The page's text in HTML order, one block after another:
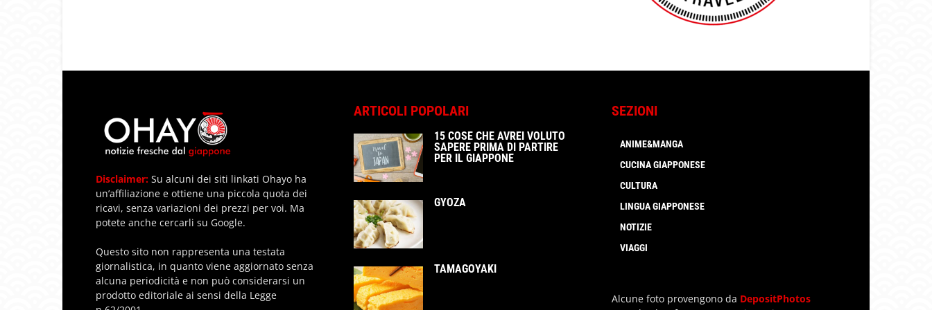
Disclaimer: Su alcuni dei siti linkati Ohayo ha
un’affiliazione e ottiene una piccola quota dei
ricavi, senza variazioni dei prezzi per voi. Ma
potete anche cercarli su Google.
Questo sito non rappresenta una testata
giornalistica, in quanto viene aggiornato senza
alcuna periodicità e non può considerarsi un
prodotto editoriale ai sensi della Legge
ARTICOLI POPOLARI
15 COSE CHE AVREI VOLUTO
SAPERE PRIMA DI PARTIRE
PER IL GIAPPONE
GYOZA
TAMAGOYAKI
SEZIONI
ANIME&MANGA
CUCINA GIAPPONESE
CULTURA
LINGUA GIAPPONESE
NOTIZIE
VIAGGI
Alcune foto provengono da DepositPhotos